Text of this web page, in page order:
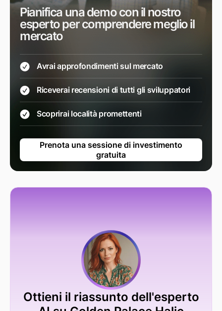
Pianifica una demo con il nostro
esperto per comprendere meglio il
mercato
Avrai approfondimenti sul mercato
Riceverai recensioni di tutti gli sviluppatori
Scoprirai località promettenti
Prenota una sessione di investimento
gratuita
Ottieni il riassunto dell'esperto